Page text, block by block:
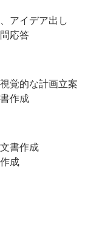
アイデア出し
応答
覚的な計画立案
作成
書作成
成